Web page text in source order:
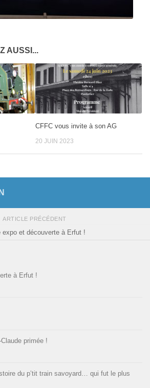
AUSSI...
CFFC vous invite à son AG
20 JUIN 2023
ARTICLE PRÉCÉDENT
expo et découverte à Erfut !
à Erfut !
primée !
du p’tit train savoyard… qui fut le plus